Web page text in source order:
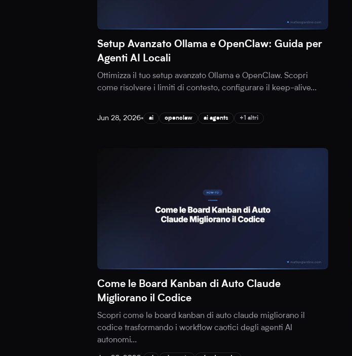
Setup Avanzato Ollama e OpenClaw: Guida per
Agenti AI Locali
Ottimizza il tuo setup avanzato Ollama e OpenClaw. Scopri
come risolvere i limiti di contesto, configurare il keep-alive...
Jun 28, 2026• ai openclaw ai agents +1 altri
Come le Board Kanban di Auto Claude
Migliorano il Codice
Scopri come le board kanban di auto claude migliorano il
codice trasformando i workflow caotici degli agenti AI
autonomi...